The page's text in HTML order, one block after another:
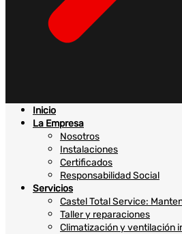
Inicio
La Empresa
Nosotros
Instalaciones
Certificados
Responsabilidad Social
Servicios
Castel Total Service:
Taller y reparaciones
Climatización y ventilación